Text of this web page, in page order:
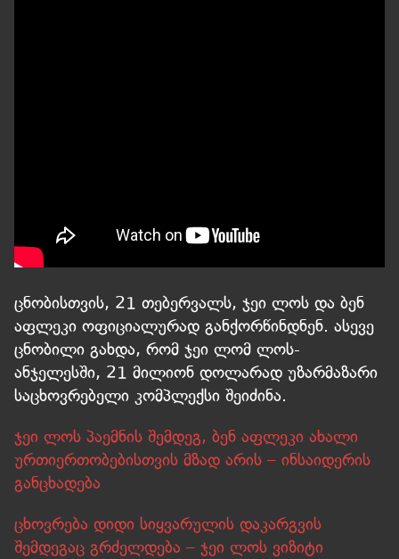
ცნობისთვის, 21 თებერვალს, ჯეი ლოს და ბენ
აფლეკი ოფიციალურად განქორწინდნენ. ასევე
ცნობილი გახდა, რომ ჯეი ლომ ლოს-
ანჯელესში, 21 მილიონ დოლარად უზარმაზარი
საცხოვრებელი კომპლექსი შეიძინა.
ჯეი ლოს პაემნის შემდეგ, ბენ აფლეკი ახალი
ურთიერთობებისთვის მზად არის – ინსაიდერის
განცხადება
ცხოვრება დიდი სიყვარულის დაკარგვის
შემდეგაც გრძელდება – ჯეი ლოს ვიზიტი